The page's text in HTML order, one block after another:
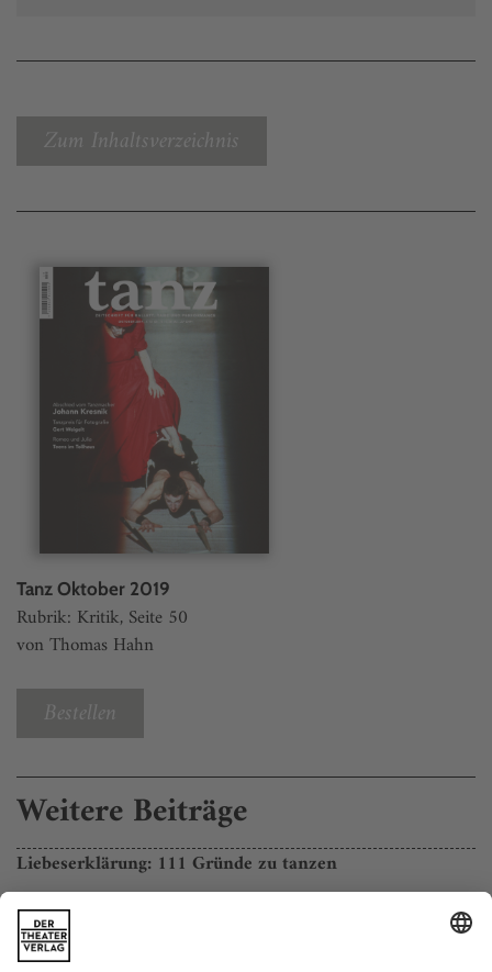
Zum Inhaltsverzeichnis
Tanz Oktober 2019
Rubrik: Kritik, Seite 50
von Thomas Hahn
Bestellen
Weitere Beiträge
Liebeserklärung: 111 Gründe zu tanzen
Es gibt sicher noch viel mehr Gründe zu tanzen. Aber die
111, die Lisa Bales im Rahmen einer literarischen
«Liebeserklärung» vereint, lassen sich diskutieren – darunter